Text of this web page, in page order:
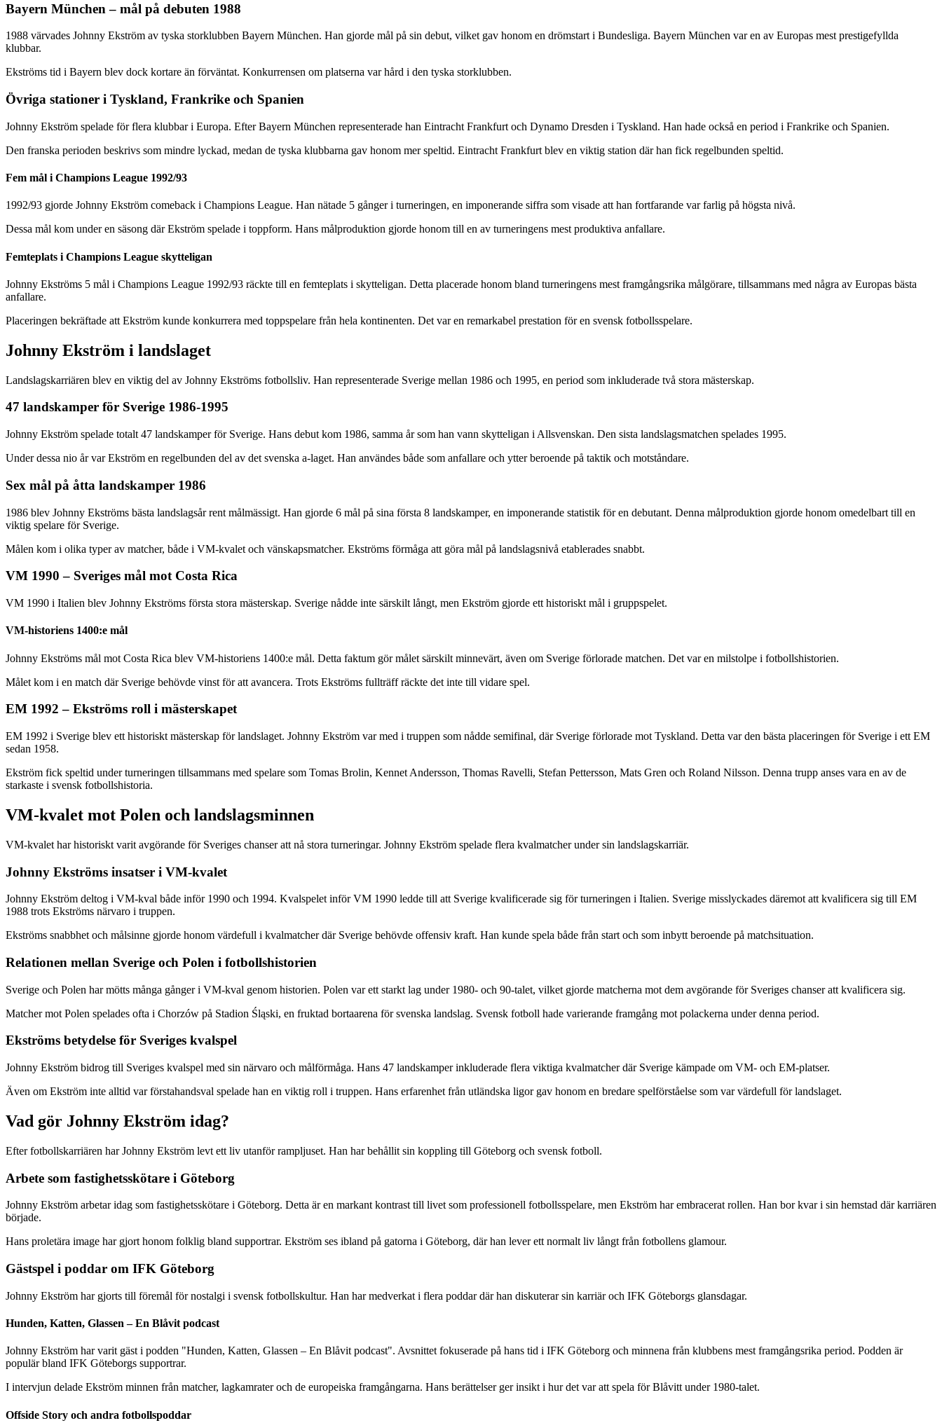
Bayern München – mål på debuten 1988
1988 värvades Johnny Ekström av tyska storklubben Bayern München. Han gjorde mål på sin debut, vilket gav honom en drömstart i Bundesliga. Bayern München var en av Europas mest prestigefyllda
klubbar.
Ekströms tid i Bayern blev dock kortare än förväntat. Konkurrensen om platserna var hård i den tyska storklubben.
Övriga stationer i Tyskland, Frankrike och Spanien
Johnny Ekström spelade för flera klubbar i Europa. Efter Bayern München representerade han Eintracht Frankfurt och Dynamo Dresden i Tyskland. Han hade också en period i Frankrike och Spanien.
Den franska perioden beskrivs som mindre lyckad, medan de tyska klubbarna gav honom mer speltid. Eintracht Frankfurt blev en viktig station där han fick regelbunden speltid.
Fem mål i Champions League 1992/93
1992/93 gjorde Johnny Ekström comeback i Champions League. Han nätade 5 gånger i turneringen, en imponerande siffra som visade att han fortfarande var farlig på högsta nivå.
Dessa mål kom under en säsong där Ekström spelade i toppform. Hans målproduktion gjorde honom till en av turneringens mest produktiva anfallare.
Femteplats i Champions League skytteligan
Johnny Ekströms 5 mål i Champions League 1992/93 räckte till en femteplats i skytteligan. Detta placerade honom bland turneringens mest framgångsrika målgörare, tillsammans med några av Europas bästa
anfallare.
Placeringen bekräftade att Ekström kunde konkurrera med toppspelare från hela kontinenten. Det var en remarkabel prestation för en svensk fotbollsspelare.
Johnny Ekström i landslaget
Landslagskarriären blev en viktig del av Johnny Ekströms fotbollsliv. Han representerade Sverige mellan 1986 och 1995, en period som inkluderade två stora mästerskap.
47 landskamper för Sverige 1986-1995
Johnny Ekström spelade totalt 47 landskamper för Sverige. Hans debut kom 1986, samma år som han vann skytteligan i Allsvenskan. Den sista landslagsmatchen spelades 1995.
Under dessa nio år var Ekström en regelbunden del av det svenska a-laget. Han användes både som anfallare och ytter beroende på taktik och motståndare.
Sex mål på åtta landskamper 1986
1986 blev Johnny Ekströms bästa landslagsår rent målmässigt. Han gjorde 6 mål på sina första 8 landskamper, en imponerande statistik för en debutant. Denna målproduktion gjorde honom omedelbart till en
viktig spelare för Sverige.
Målen kom i olika typer av matcher, både i VM-kvalet och vänskapsmatcher. Ekströms förmåga att göra mål på landslagsnivå etablerades snabbt.
VM 1990 – Sveriges mål mot Costa Rica
VM 1990 i Italien blev Johnny Ekströms första stora mästerskap. Sverige nådde inte särskilt långt, men Ekström gjorde ett historiskt mål i gruppspelet.
VM-historiens 1400:e mål
Johnny Ekströms mål mot Costa Rica blev VM-historiens 1400:e mål. Detta faktum gör målet särskilt minnevärt, även om Sverige förlorade matchen. Det var en milstolpe i fotbollshistorien.
Målet kom i en match där Sverige behövde vinst för att avancera. Trots Ekströms fullträff räckte det inte till vidare spel.
EM 1992 – Ekströms roll i mästerskapet
EM 1992 i Sverige blev ett historiskt mästerskap för landslaget. Johnny Ekström var med i truppen som nådde semifinal, där Sverige förlorade mot Tyskland. Detta var den bästa placeringen för Sverige i ett EM
sedan 1958.
Ekström fick speltid under turneringen tillsammans med spelare som Tomas Brolin, Kennet Andersson, Thomas Ravelli, Stefan Pettersson, Mats Gren och Roland Nilsson. Denna trupp anses vara en av de
starkaste i svensk fotbollshistoria.
VM-kvalet mot Polen och landslagsminnen
VM-kvalet har historiskt varit avgörande för Sveriges chanser att nå stora turneringar. Johnny Ekström spelade flera kvalmatcher under sin landslagskarriär.
Johnny Ekströms insatser i VM-kvalet
Johnny Ekström deltog i VM-kval både inför 1990 och 1994. Kvalspelet inför VM 1990 ledde till att Sverige kvalificerade sig för turneringen i Italien. Sverige misslyckades däremot att kvalificera sig till EM
1988 trots Ekströms närvaro i truppen.
Ekströms snabbhet och målsinne gjorde honom värdefull i kvalmatcher där Sverige behövde offensiv kraft. Han kunde spela både från start och som inbytt beroende på matchsituation.
Relationen mellan Sverige och Polen i fotbollshistorien
Sverige och Polen har mötts många gånger i VM-kval genom historien. Polen var ett starkt lag under 1980- och 90-talet, vilket gjorde matcherna mot dem avgörande för Sveriges chanser att kvalificera sig.
Matcher mot Polen spelades ofta i Chorzów på Stadion Śląski, en fruktad bortaarena för svenska landslag. Svensk fotboll hade varierande framgång mot polackerna under denna period.
Ekströms betydelse för Sveriges kvalspel
Johnny Ekström bidrog till Sveriges kvalspel med sin närvaro och målförmåga. Hans 47 landskamper inkluderade flera viktiga kvalmatcher där Sverige kämpade om VM- och EM-platser.
Även om Ekström inte alltid var förstahandsval spelade han en viktig roll i truppen. Hans erfarenhet från utländska ligor gav honom en bredare spelförståelse som var värdefull för landslaget.
Vad gör Johnny Ekström idag?
Efter fotbollskarriären har Johnny Ekström levt ett liv utanför rampljuset. Han har behållit sin koppling till Göteborg och svensk fotboll.
Arbete som fastighetsskötare i Göteborg
Johnny Ekström arbetar idag som fastighetsskötare i Göteborg. Detta är en markant kontrast till livet som professionell fotbollsspelare, men Ekström har embracerat rollen. Han bor kvar i sin hemstad där karriären
började.
Hans proletära image har gjort honom folklig bland supportrar. Ekström ses ibland på gatorna i Göteborg, där han lever ett normalt liv långt från fotbollens glamour.
Gästspel i poddar om IFK Göteborg
Johnny Ekström har gjorts till föremål för nostalgi i svensk fotbollskultur. Han har medverkat i flera poddar där han diskuterar sin karriär och IFK Göteborgs glansdagar.
Hunden, Katten, Glassen – En Blåvit podcast
Johnny Ekström har varit gäst i podden "Hunden, Katten, Glassen – En Blåvit podcast". Avsnittet fokuserade på hans tid i IFK Göteborg och minnena från klubbens mest framgångsrika period. Podden är
populär bland IFK Göteborgs supportrar.
I intervjun delade Ekström minnen från matcher, lagkamrater och de europeiska framgångarna. Hans berättelser ger insikt i hur det var att spela för Blåvitt under 1980-talet.
Offside Story och andra fotbollspoddar